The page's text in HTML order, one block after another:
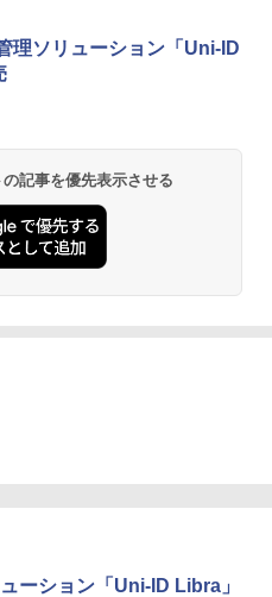
理ソリューション「Uni-ID
記事を優先表示させる
ーション「Uni-ID Libra」